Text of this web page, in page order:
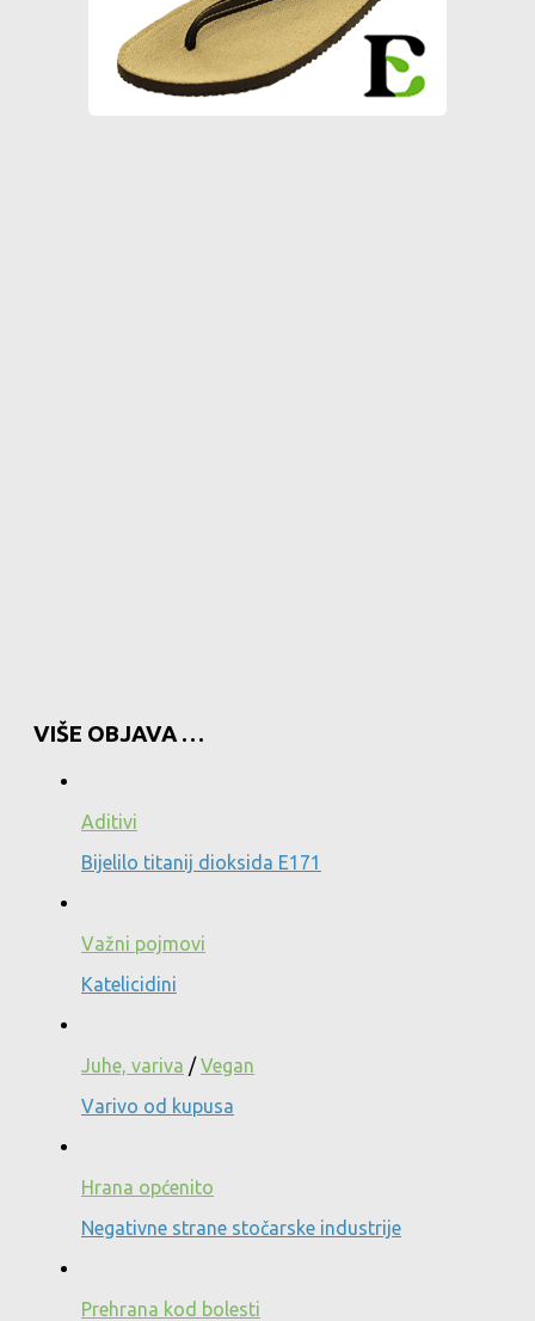
VIŠE OBJAVA …
Aditivi
Bijelilo titanij dioksida E171
Važni pojmovi
Katelicidini
Juhe, variva /Vegan
Varivo od kupusa
Hrana općenito
Negativne strane stočarske industrije
Prehrana kod bolesti